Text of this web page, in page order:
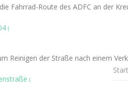
Fahrrad-Route des ADFC an der
(
Reinigen der Straße nach einem
(